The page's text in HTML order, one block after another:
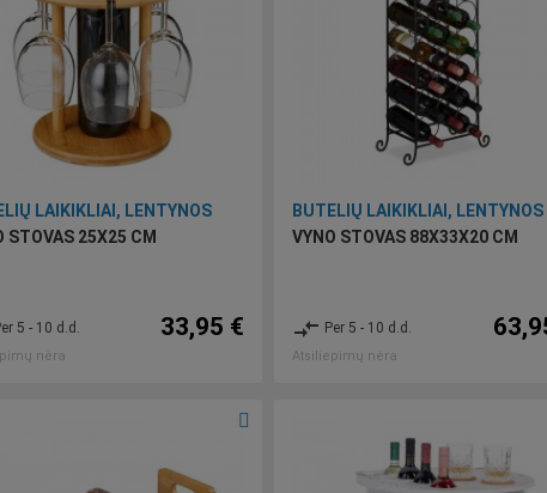
LAIKIKLIAI, LENTYNOS
STOVAS 25X25 CM
5 - 10 d.d.
nėra
33,95 €
BUTELIŲ LAIKIKLIAI, LENTYNOS
VYNO STOVAS 88X33X20 CM
compare_arrows Per 5 - 10 d.d.
Atsiliepimų nėra